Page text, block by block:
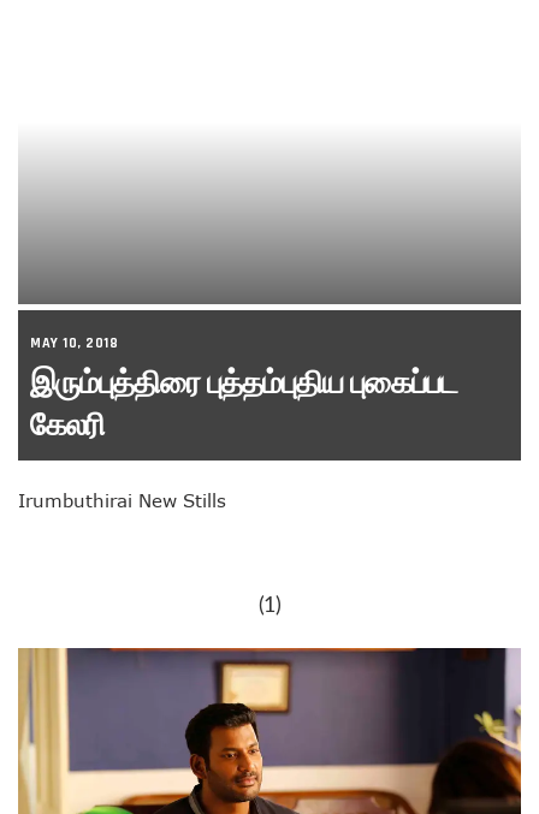
MAY 10, 2018
இரும்புத்திரை புத்தம்புதிய புகைப்பட
கேலரி
Irumbuthirai New Stills
(1)